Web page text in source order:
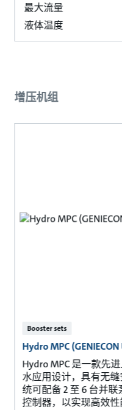
最大流量
液体温度
增压机组
Booster sets
Hydro MPC (GENIECON
Hydro MPC 是一款先
水应用设计，具有无
统可配备 2 至 6 台并
控制器，以实现高效性